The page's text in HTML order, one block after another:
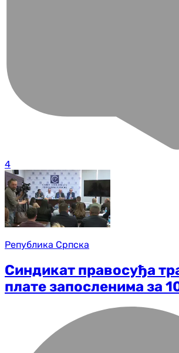
4
Република Српска
Синдикат правосуђа
плате запосленима за